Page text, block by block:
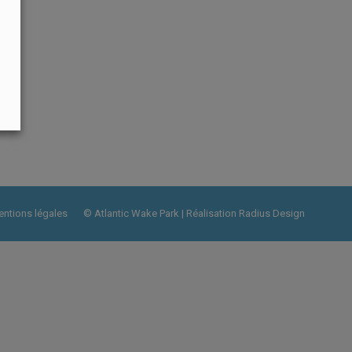
légales © Atlantic Wake Park | Réalisation Radius Design